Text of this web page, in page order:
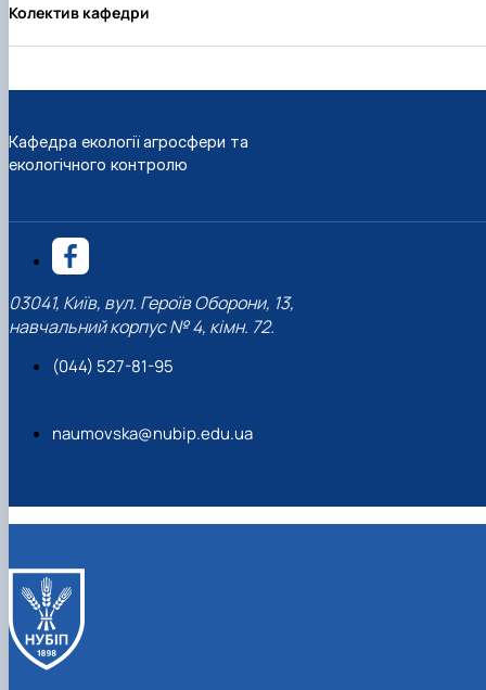
Колектив кафедри
Кафедра екології агросфери та
екологічного контролю
03041, Київ, вул. Героїв Оборони, 13,
навчальний корпус № 4, кімн. 72.
(044) 527-81-95
naumovska@nubip.edu.ua